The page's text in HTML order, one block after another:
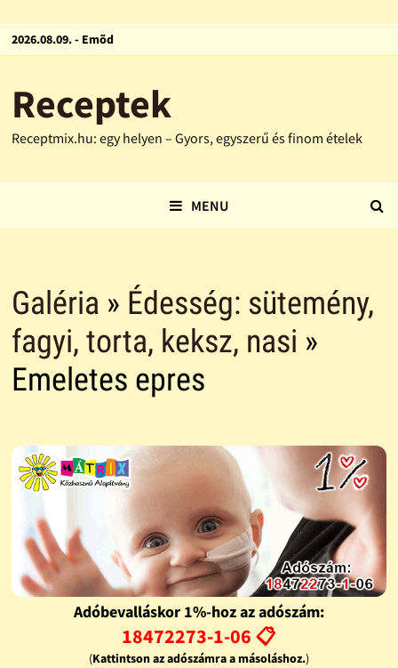
2026.08.09. - Emõd
Receptek
Receptmix.hu: egy helyen – Gyors, egyszerű és finom ételek
MENU
Galéria » Édesség: sütemény,
fagyi, torta, keksz, nasi »
Emeletes epres
Adóbevalláskor 1%-hoz az adószám:
18472273-1-06 📋
(Kattintson az adószámra a másoláshoz.)